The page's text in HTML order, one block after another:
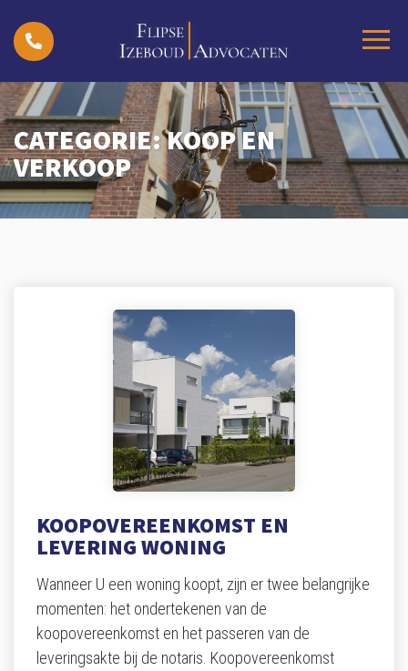
CATEGORIE:KOOP EN
VERKOOP
KOOPOVEREENKOMST EN
LEVERING WONING
Wanneer U een woning koopt, zijn er twee belangrijke
momenten: het ondertekenen van de
koopovereenkomst en het passeren van de
leveringsakte bij de notaris. Koopovereenkomst